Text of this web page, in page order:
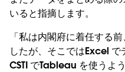
いると指摘します。
「私は内閣府に着任する
したが、そこではExcel
CSTI でTableau を使うよ